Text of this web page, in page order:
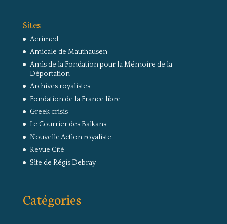
Sites
Acrimed
Amicale de Mauthausen
Amis de la Fondation pour la Mémoire de la
Déportation
Archives royalistes
Fondation de la France libre
Greek crisis
Le Courrier des Balkans
Nouvelle Action royaliste
Revue Cité
Site de Régis Debray
Catégories